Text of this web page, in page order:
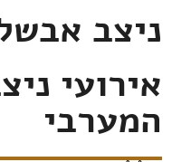
ניצב
אירועי
המערבי